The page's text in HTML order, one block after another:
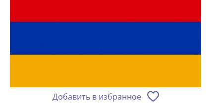
Добавить в избранное